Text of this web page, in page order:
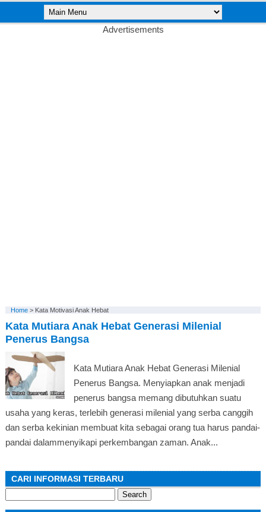
Advertisements
Home> Kata Motivasi Anak Hebat
Kata Mutiara Anak Hebat Generasi Milenial
Penerus Bangsa
Kata Mutiara Anak Hebat Generasi Milenial
Penerus Bangsa. Menyiapkan anak menjadi
penerus bangsa memang dibutuhkan suatu
usaha yang keras, terlebih generasi milenial yang serba canggih
dan serba kekinian membuat kita sebagai orang tua harus pandai-
pandai dalammenyikapi perkembangan zaman. Anak...
CARI INFORMASI TERBARU
for: